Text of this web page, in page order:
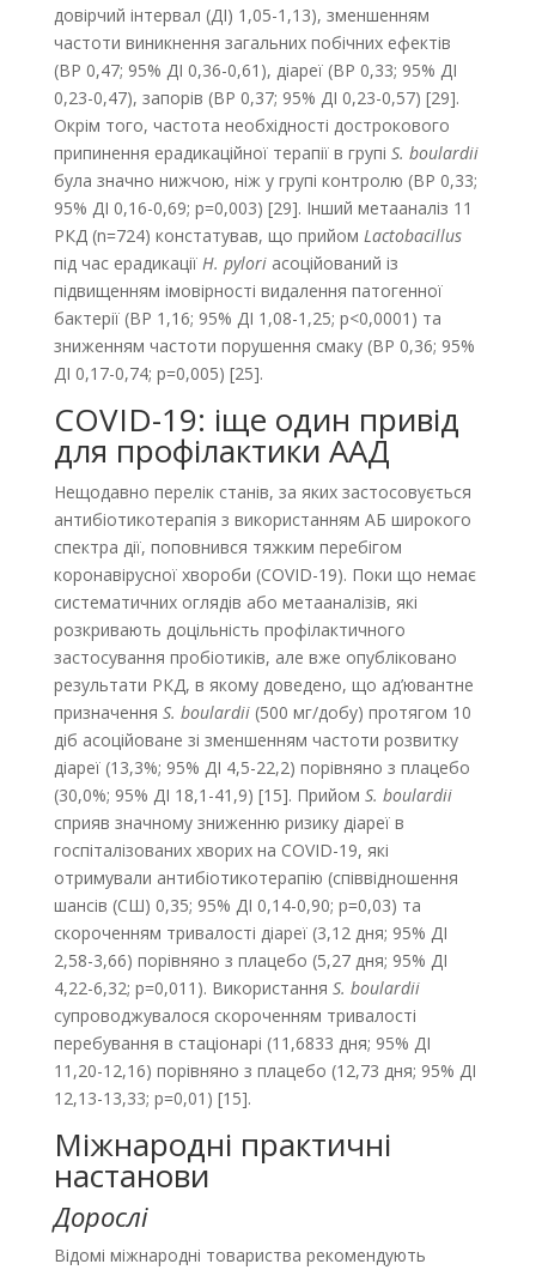
довірчий інтервал (ДІ) 1,05-1,13), зменшенням
частоти виникнення загальних побічних ефектів
(ВР 0,47; 95% ДІ 0,36-0,61), діареї (ВР 0,33; 95% ДІ
0,23-0,47), запорів (ВР 0,37; 95% ДІ 0,23-0,57) [29].
Окрім того, частота необхідності дострокового
припинення ерадикаційної терапії в групі S. boulardii
була значно нижчою, ніж у групі контролю (ВР 0,33;
95% ДІ 0,16-0,69; р=0,003) [29]. Інший метааналіз 11
РКД (n=724) констатував, що прийом Lactobacillus
під час ерадикаціїH. pylori асоційований із
підвищенням імовірності видалення патогенної
бактерії (ВР 1,16; 95% ДІ 1,08-1,25; р<0,0001) та
зниженням частоти порушення смаку (ВР 0,36; 95%
ДІ 0,17-0,74; р=0,005) [25].
COVID-19: іще один привід
для профілактики ААД
Нещодавно перелік станів, за яких застосовується
антибіотикотерапія з використанням АБ широкого
спектра дії, поповнився тяжким перебігом
коронавірусної хвороби (COVID-19). Поки що немає
систематичних оглядів або метааналізів, які
розкривають доцільність профілактичного
застосування пробіотиків, але вже опубліковано
результати РКД, в якому доведено, що ад’ювантне
призначення S. boulardii (500 мг/добу) протягом 10
діб асоційоване зі зменшенням частоти розвитку
діареї (13,3%; 95% ДІ 4,5-22,2) порівняно з плацебо
(30,0%; 95% ДІ 18,1-41,9) [15]. Прийом S. boulardii
сприяв значному зниженню ризику діареї в
госпіталізованих хворих на COVID-19, які
отримували антибіотикотерапію (співвідношення
шансів (СШ) 0,35; 95% ДІ 0,14-0,90; р=0,03) та
скороченням тривалості діареї (3,12 дня; 95% ДІ
2,58-3,66) порівняно з плацебо (5,27 дня; 95% ДІ
4,22-6,32; р=0,011). Викорис­тання S. boulardii
супроводжувалося скороченням тривалості
перебування в стаціонарі (11,6833 дня; 95% ДІ
11,20-12,16) порівняно з плацебо (12,73 дня; 95% ДІ
12,13-13,33; p=0,01) [15].
Міжнародні практичні
настанови
Дорослі
Відомі міжнародні товариства рекомендують